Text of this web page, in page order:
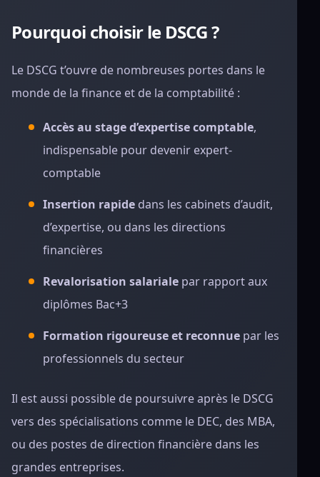
Pourquoi choisir le DSCG ?
Le DSCG t’ouvre de nombreuses portes dans le
monde de la finance et de la comptabilité :
Accès au stage d’expertise comptable,
indispensable pour devenir expert-
comptable
Insertion rapide dans les cabinets d’audit,
d’expertise, ou dans les directions
financières
Revalorisation salariale par rapport aux
diplômes Bac+3
Formation rigoureuse et reconnue par les
professionnels du secteur
Il est aussi possible de poursuivre après le DSCG
vers des spécialisations comme le DEC, des MBA,
ou des postes de direction financière dans les
grandes entreprises.